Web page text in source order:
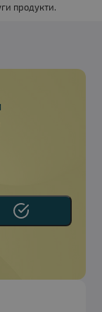
продукти.